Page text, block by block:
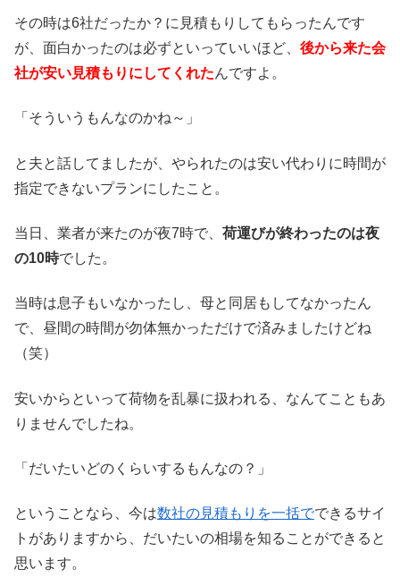
その時は6社だったか？に見積もりしてもらったんです
が、面白かったのは必ずといっていいほど、 後から来た会
社が安い見積もりにしてくれたんですよ。
「そういうもんなのかね～」
と夫と話してましたが、やられたのは安い代わりに時間が
指定できないプランにしたこと。
当日、業者が来たのが夜7時で、 荷運びが終わったのは夜
の10時でした。
当時は息子もいなかったし、母と同居もしてなかったん
で、昼間の時間が勿体無かっただけで済みましたけどね
（笑）
安いからといって荷物を乱暴に扱われる、なんてこともあ
りませんでしたね。
「だいたいどのくらいするもんなの？」
ということなら、今は数社の見積もりを一括でできるサイ
トがありますから、だいたいの相場を知ることができると
思います。